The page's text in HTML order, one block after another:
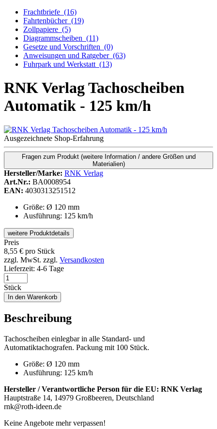
Frachtbriefe (16)
Fahrtenbücher (19)
Zollpapiere (5)
Diagrammscheiben (11)
Gesetze und Vorschriften (0)
Anweisungen und Ratgeber (63)
Fuhrpark und Werkstatt (13)
RNK Verlag Tachoscheiben
Automatik - 125 km/h
Ausgezeichnete Shop-Erfahrung
Fragen zum Produkt (weitere Information / andere Größen und
Materialien)
Hersteller/Marke: RNK Verlag
Art.Nr.: BA0008954
EAN: 4030313251512
Größe: Ø 120 mm
Ausführung: 125 km/h
weitere Produktdetails
Preis
8,55 € pro Stück
zzgl. MwSt. zzgl. Versandkosten
Lieferzeit: 4-6 Tage
Stück
In den Warenkorb
Beschreibung
Tachoscheiben einlegbar in alle Standard- und
Automatiktachografen. Packung mit 100 Stück.
Größe: Ø 120 mm
Ausführung: 125 km/h
Hersteller / Verantwortliche Person für die EU: RNK Verlag
Hauptstraße 14, 14979 Großbeeren, Deutschland
rnk@roth-ideen.de
Keine Angebote mehr verpassen!